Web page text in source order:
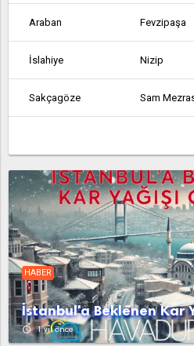
Araban Fevzipaşa
İslahiye Nizip
Sakçagöze Sam
HABER
İstanbul'a Beklenen Kar
access_time 1 yıl önce